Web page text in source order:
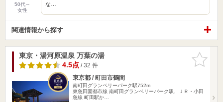
50代～
女性
な…
関連情報から探す
お気に入
りに追加
東京・湯河原温泉 万葉の湯
4.5点/ 32 件
東京都 / 町田市鶴間
南町田グランベリーパーク駅752m
東急田園都市線 南町田グランベリーパーク駅、ＪＲ・小田
急線 町田駅か…